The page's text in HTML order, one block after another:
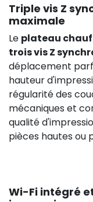
Triple vis Z
maximale
Le plateau
trois vis Z
déplacement
hauteur
régularité des
mécaniques et
qualité
pièces hautes ou
Wi-Fi intégré